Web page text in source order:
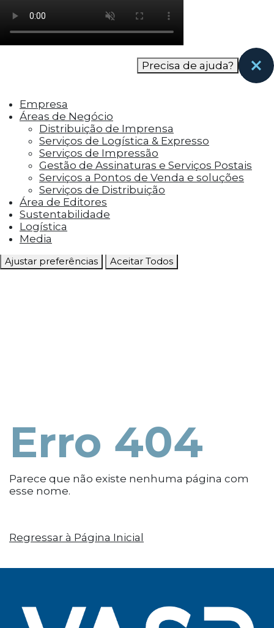
como os visitantes interagem com o site. Esses
cookies ajudam a fornecer informações sobre
as métricas do número de visitantes, taxa de
rejeição, origem do tráfego, etc.
funcionalidades, como compartilhar o
conteúdo do site em plataformas de social
media, coletar feedbacks e outros recursos de
terceiros.
Cookies Marketing
Os cookies de marketing são usados para
entregar aos visitantes anúncios
personalizados com base nas páginas que eles
visitaram antes e analisar a eficácia da
campanha publicitária.
Ajustar preferências Aceitar Todos
Precisa de ajuda?
Empresa
Áreas de Negócio
Distribuição de Imprensa
Serviços de Logística & Expresso
Serviços de Impressão
Gestão de Assinaturas e Serviços Postais
Serviços a Pontos de Venda e soluções
Serviços de Distribuição
Área de Editores
Sustentabilidade
Logística
Media
Erro 404
Parece que não existe nenhuma página com
esse nome.
Regressar à Página Inicial